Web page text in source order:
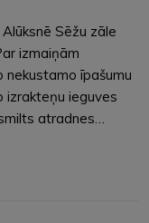
Sēžu zāle
izmaiņām
īpašumu
izrakteņu ieguves
atradnes…